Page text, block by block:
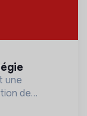
une
de
notre monde